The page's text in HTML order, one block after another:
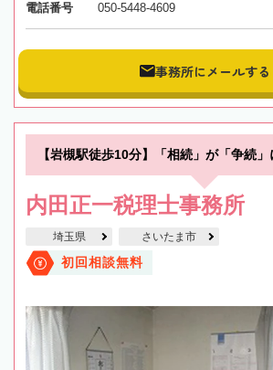
電話番号 050-5448-4609
事務所にメールする
【岩槻駅徒歩10分】「相続」が「争続
内田正一税理士事務所
埼玉県 さいたま市
初回相談無料